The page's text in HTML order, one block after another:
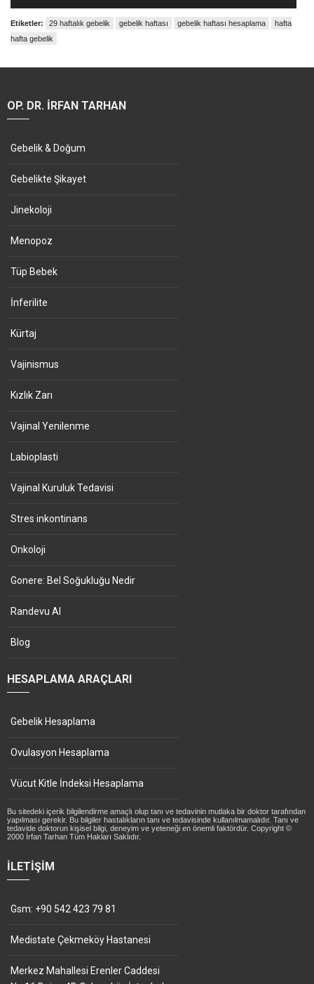
Etiketler: 29 haftalık gebelik gebelik haftası gebelik haftası hesaplama
hafta
hafta gebelik
OP. DR. İRFAN TARHAN
Gebelik & Doğum
Gebelikte Şikayet
Jinekoloji
Menopoz
Tüp Bebek
İnferilite
Kürtaj
Vajinismus
Kızlık Zarı
Vajinal Yenilenme
Labioplasti
Vajinal Kuruluk Tedavisi
Stres inkontinans
Onkoloji
Gonere: Bel Soğukluğu Nedir
Randevu Al
Blog
HESAPLAMA ARAÇLARI
Gebelik Hesaplama
Ovulasyon Hesaplama
Vücut Kitle İndeksi Hesaplama
Bu sitedeki içerik bilgilendirme amaçlı olup tanı ve tedavinin mutlaka bir doktor tarafından
yapılması gerekir. Bu bilgiler hastalıkların tanı ve tedavisinde kullanılmamalıdır. Tanı ve
tedavide doktorun kişisel bilgi, deneyim ve yeteneği en önemli faktördür. Copyright ©
2000 İrfan Tarhan Tüm Hakları Saklıdır.
İLETIŞIM
Gsm: +90 542 423 79 81
Medistate Çekmeköy Hastanesi
Merkez Mahallesi Erenler Caddesi